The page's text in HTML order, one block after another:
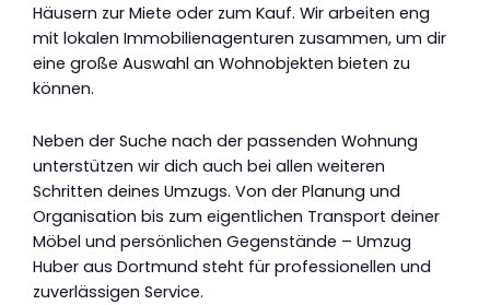
Häusern zur Miete oder zum Kauf. Wir arbeiten eng
mit lokalen Immobilienagenturen zusammen, um dir
eine große Auswahl an Wohnobjekten bieten zu
können.
Neben der Suche nach der passenden Wohnung
unterstützen wir dich auch bei allen weiteren
Schritten deines Umzugs. Von der Planung und
Organisation bis zum eigentlichen Transport deiner
Möbel und persönlichen Gegenstände – Umzug
Huber aus Dortmund steht für professionellen und
zuverlässigen Service.